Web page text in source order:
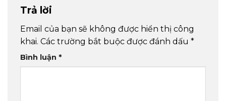
Trả lời
Email của bạn sẽ không được hiển thị công
khai. Các trường bắt buộc được đánh dấu *
Bình luận *